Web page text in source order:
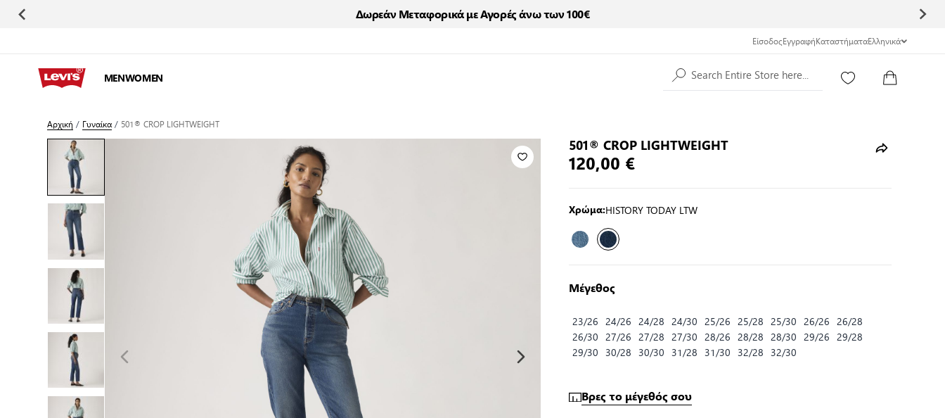
Δωρεάν Μεταφορικά με Αγορές άνω των 100€
ΕίσοδοςΕγγραφήΚαταστήματαΕλληνικά
MENWOMEN Search Entire Store here...
Αρχική / Γυναίκα/ 501® CROP LIGHTWEIGHT
501® CROP LIGHTWEIGHT
120,00 €
Χρώμα:HISTORY TODAY LTW
Μέγεθος
23/26 24/26 24/28 24/30 25/26 25/28 25/30 26/26 26/28
26/30 27/26 27/28 27/30 28/26 28/28 28/30 29/26 29/28
29/30 30/28 30/30 31/28 31/30 32/28 32/30
Βρες το μέγεθός σου